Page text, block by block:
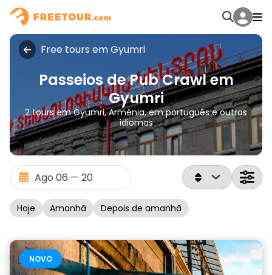
Free tours em Gyumri
Passeios de Pub Crawl em
Gyumri
2 tours em Gyumri, Arménia, em português e outros
idiomas
Hoje Amanhã Depois de amanhã
NOVO